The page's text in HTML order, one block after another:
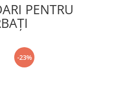
PENTRU
-23%